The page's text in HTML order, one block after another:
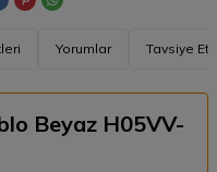
Yorumlar Tavsiye Et
Beyaz H05VV-